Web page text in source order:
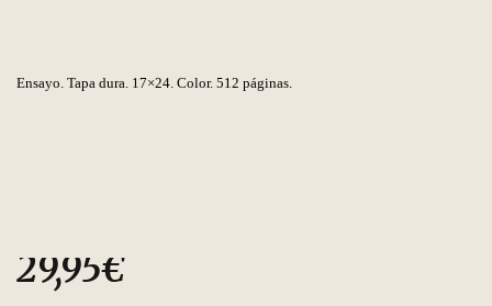
Ensayo. Tapa dura. 17×24. Color. 512 páginas.
29,95€